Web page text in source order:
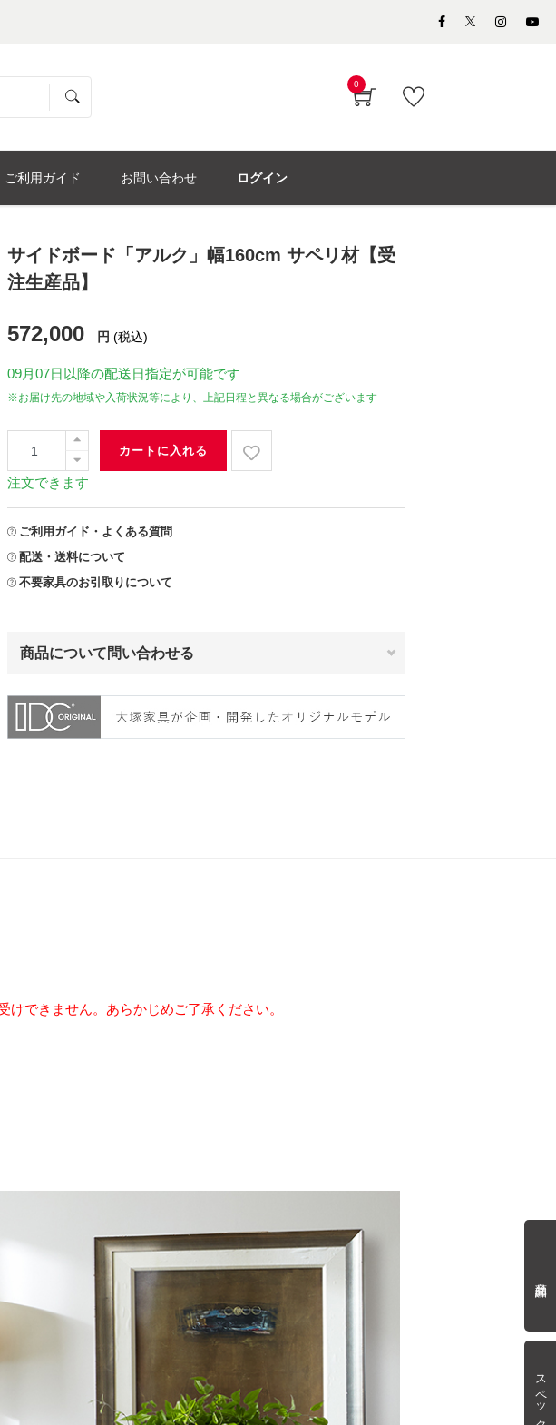
スペック情報
0
ご利用ガイド お問い合わせ ログイン
サイドボード「アルク」幅160cm サペリ材【受
注生産品】
572,000 円 (税込)
09月07日 以降の配送日指定が可能です
※お届け先の地域や入荷状況等により、上記日程と異なる場合がございます
カートに入れる
注文できます
ご利用ガイド・よくある質問
配送・送料について
不要家具のお引取りについて
商品について問い合わせる
できません。あらかじめご了承ください。